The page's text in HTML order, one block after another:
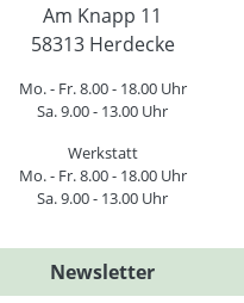
Am Knapp 11
58313 Herdecke
Mo. - Fr. 8.00 - 18.00 Uhr
Sa. 9.00 - 13.00 Uhr
Werkstatt
Mo. - Fr. 8.00 - 18.00 Uhr
Sa. 9.00 - 13.00 Uhr
Newsletter